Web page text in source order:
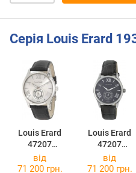
Серія Louis Erard
Louis Erard
47207
AA21.BDC02
Louis Erard
47207
AA23.BDC36
від
71 200 грн.
від
71 200 грн.